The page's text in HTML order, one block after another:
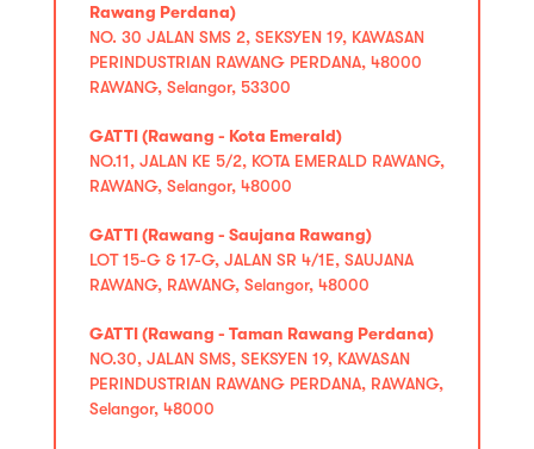
Rawang Perdana)
NO. 30 JALAN SMS 2, SEKSYEN 19, KAWASAN
PERINDUSTRIAN RAWANG PERDANA, 48000
RAWANG, Selangor, 53300
GATTI (Rawang - Kota Emerald)
NO.11, JALAN KE 5/2, KOTA EMERALD RAWANG,
RAWANG, Selangor, 48000
GATTI (Rawang - Saujana Rawang)
LOT 15-G & 17-G, JALAN SR 4/1E, SAUJANA
RAWANG, RAWANG, Selangor, 48000
GATTI (Rawang - Taman Rawang Perdana)
NO.30, JALAN SMS, SEKSYEN 19, KAWASAN
PERINDUSTRIAN RAWANG PERDANA, RAWANG,
Selangor, 48000